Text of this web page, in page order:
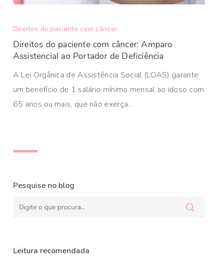
Direitos do paciente com câncer
Direitos do paciente com câncer: Amparo
Assistencial ao Portador de Deficiência
A Lei Orgânica de Assistência Social (LOAS) garante
um benefício de 1 salário mínimo mensal ao idoso com
65 anos ou mais, que não exerça…
Pesquise no blog
Leitura recomendada